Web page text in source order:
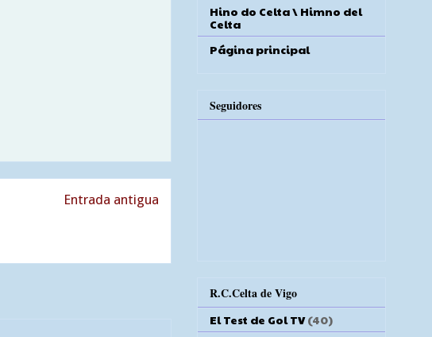
Entrada antigua
Hino do Celta \ Himno del
Celta
Página principal
Seguidores
R.C.Celta de Vigo
El Test de Gol TV (40)